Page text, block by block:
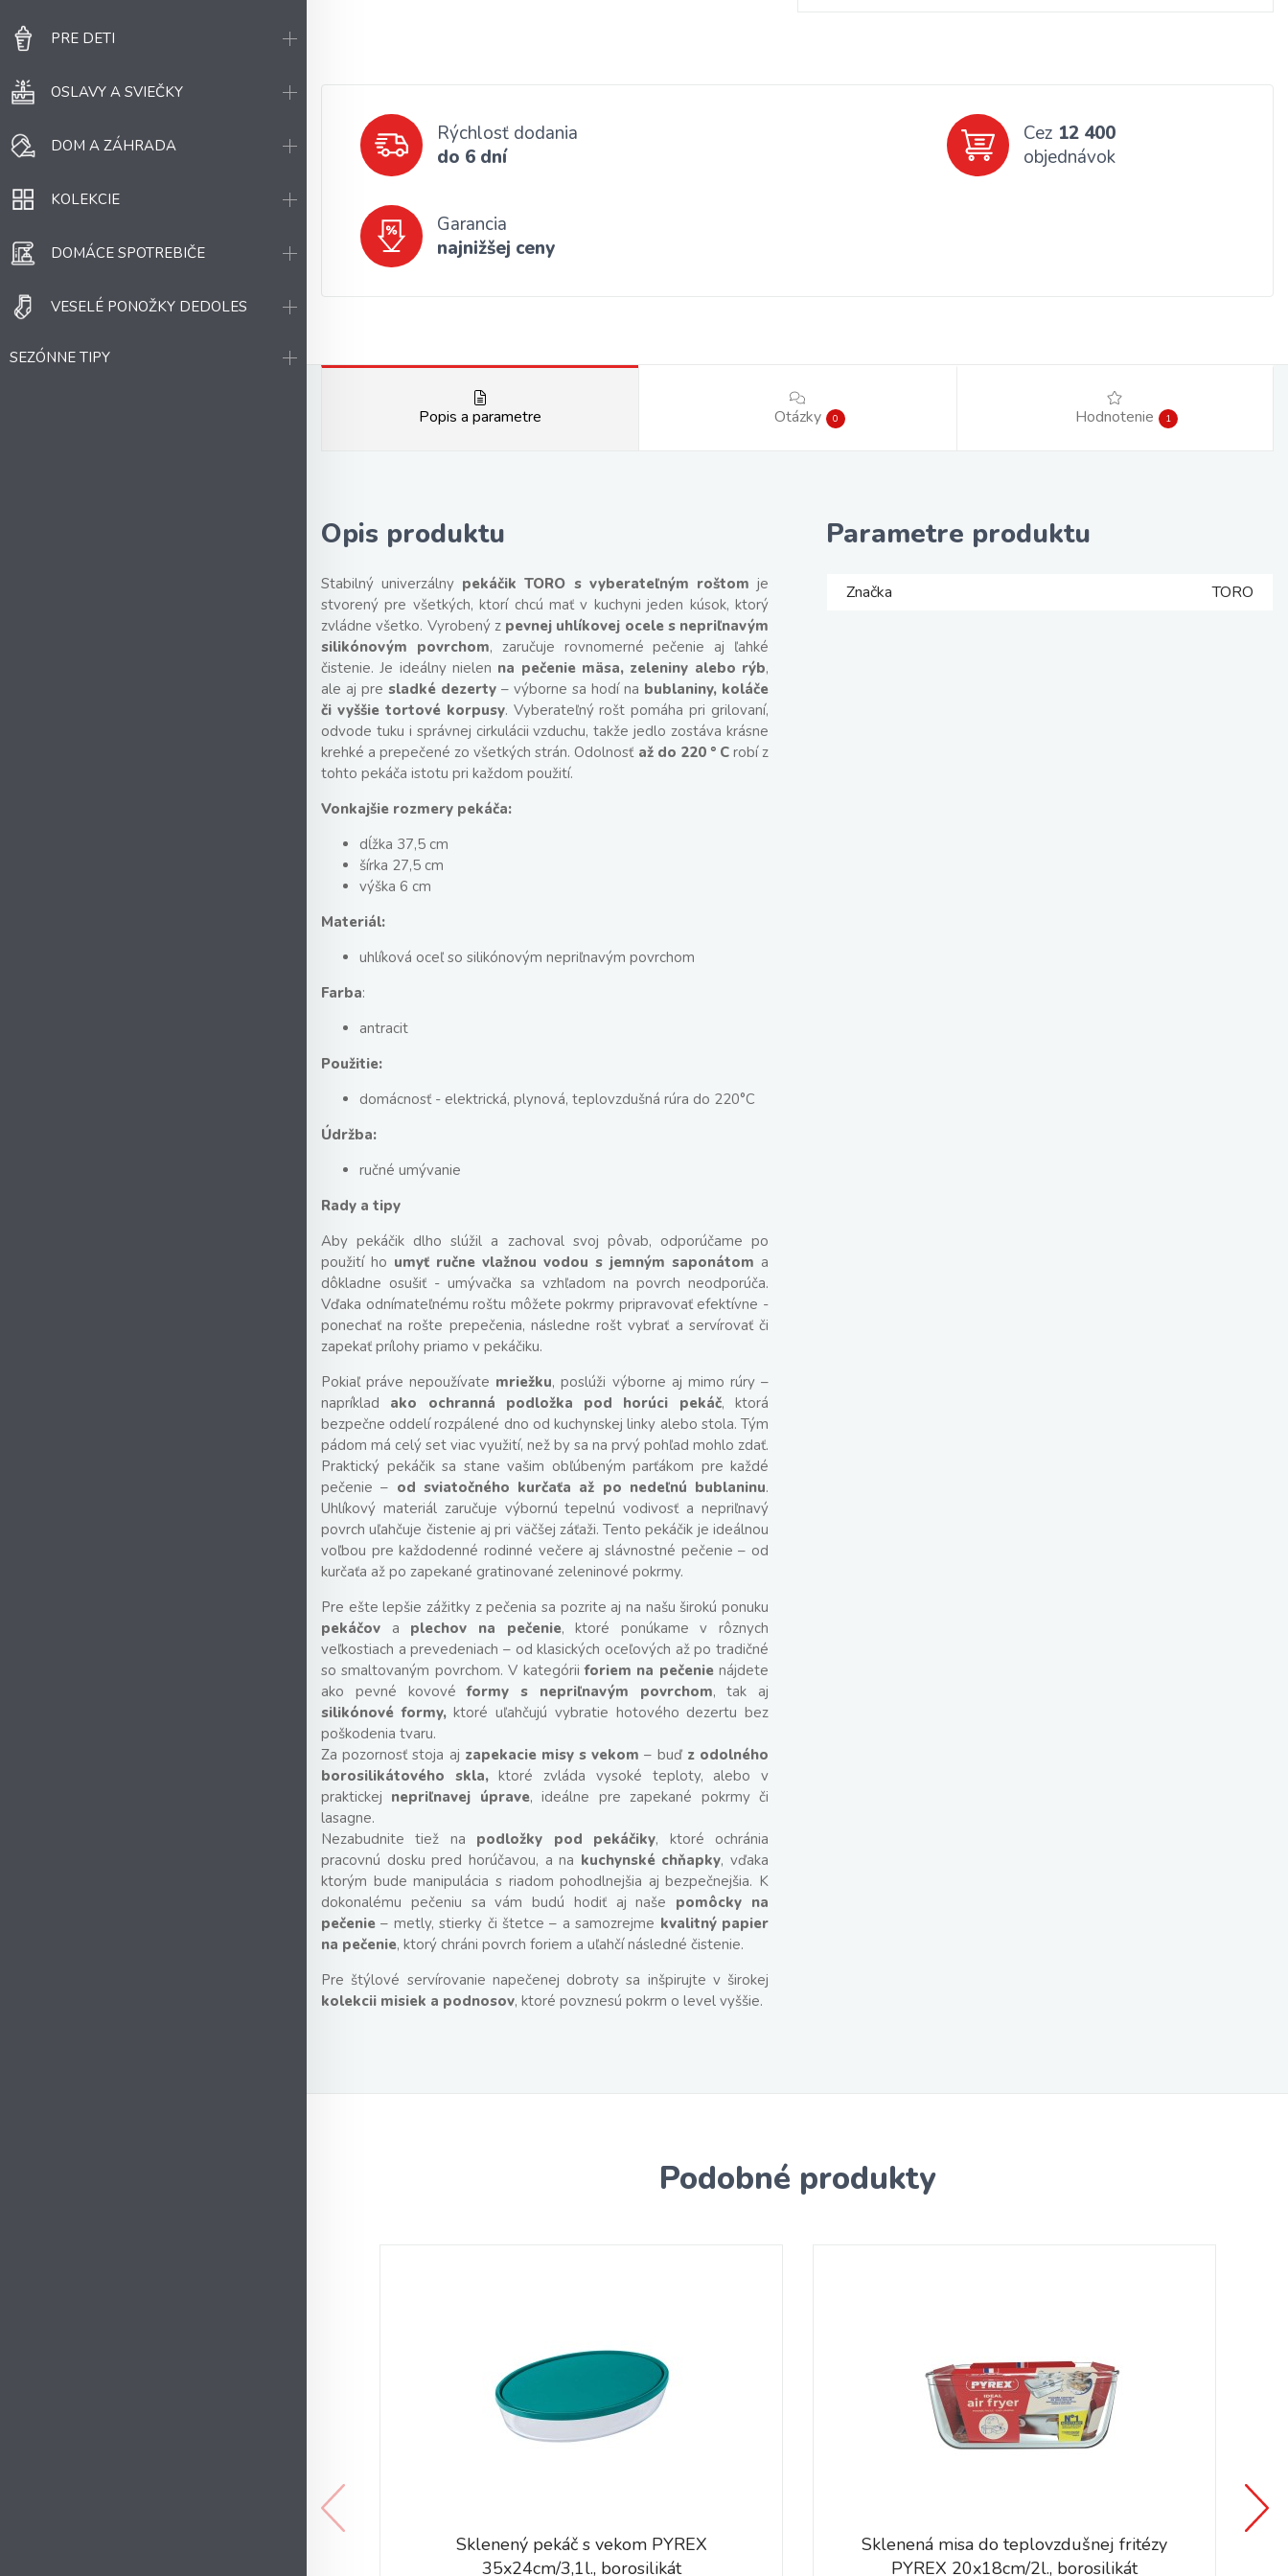
PRE DETI
OSLAVY A SVIEČKY
DOM A ZÁHRADA
KOLEKCIE
DOMÁCE SPOTREBIČE
VESELÉ PONOŽKY DEDOLES
SEZÓNNE TIPY
Rýchlosť dodania
do 6 dní
Cez 12 400
objednávok
Garancia
najnižšej ceny
Popis a parametre Otázky 0 Hodnotenie 1
Opis produktu
Stabilný univerzálny pekáčik TORO s vyberateľným roštom je
stvorený pre všetkých, ktorí chcú mať v kuchyni jeden kúsok, ktorý
zvládne všetko. Vyrobený z pevnej uhlíkovej ocele s nepriľnavým
silikónovým povrchom, zaručuje rovnomerné pečenie aj ľahké
čistenie. Je ideálny nielen na pečenie mäsa, zeleniny alebo rýb,
ale aj pre sladké dezerty – výborne sa hodí na bublaniny, koláče
či vyššie tortové korpusy. Vyberateľný rošt pomáha pri grilovaní,
odvode tuku i správnej cirkulácii vzduchu, takže jedlo zostáva krásne
krehké a prepečené zo všetkých strán. Odolnosť až do 220 ° Crobí z
tohto pekáča istotu pri každom použití.
Vonkajšie rozmery pekáča:
dĺžka 37,5 cm
šírka 27,5 cm
výška 6 cm
Materiál:
uhlíková oceľ so silikónovým nepriľnavým povrchom
Farba:
antracit
Použitie:
domácnosť - elektrická, plynová, teplovzdušná rúra do 220°C
Údržba:
ručné umývanie
Rady a tipy
Aby pekáčik dlho slúžil a zachoval svoj pôvab, odporúčame po
použití ho umyť ručne vlažnou vodou s jemným saponátom a
dôkladne osušiť - umývačka sa vzhľadom na povrch neodporúča.
Vďaka odnímateľnému roštu môžete pokrmy pripravovať efektívne -
ponechať na rošte prepečenia, následne rošt vybrať a servírovať či
zapekať prílohy priamo v pekáčiku.
Pokiaľ práve nepoužívate mriežku, poslúži výborne aj mimo rúry –
napríklad ako ochranná podložka pod horúci pekáč, ktorá
bezpečne oddelí rozpálené dno od kuchynskej linky alebo stola. Tým
pádom má celý set viac využití, než by sa na prvý pohľad mohlo zdať.
Praktický pekáčik sa stane vašim obľúbeným parťákom pre každé
pečenie – od sviatočného kurčaťa až po nedeľnú bublaninu.
Uhlíkový materiál zaručuje výbornú tepelnú vodivosť a nepriľnavý
povrch uľahčuje čistenie aj pri väčšej záťaži. Tento pekáčik je ideálnou
voľbou pre každodenné rodinné večere aj slávnostné pečenie – od
kurčaťa až po zapekané gratinované zeleninové pokrmy.
Pre ešte lepšie zážitky z pečenia sa pozrite aj na našu širokú ponuku
pekáčov a plechov na pečenie, ktoré ponúkame v rôznych
veľkostiach a prevedeniach – od klasických oceľových až po tradičné
so smaltovaným povrchom. V kategóriiforiem na pečenienájdete
ako pevné kovovéformy s nepriľnavým povrchom, tak aj
silikónové formy,ktoré uľahčujú vybratie hotového dezertu bez
poškodenia tvaru.
Za pozornosť stoja aj zapekacie misy s vekom – buď z odolného
borosilikátového skla,ktoré zvláda vysoké teploty, alebo v
praktickej nepriľnavej úprave, ideálne pre zapekané pokrmy či
lasagne.
Nezabudnite tiež na podložky pod pekáčiky, ktoré ochránia
pracovnú dosku pred horúčavou, a na kuchynské chňapky, vďaka
ktorým bude manipulácia s riadom pohodlnejšia aj bezpečnejšia. K
dokonalému pečeniu sa vám budú hodiť aj naše pomôcky na
pečenie – metly, stierky či štetce – a samozrejme kvalitný papier
na pečenie, ktorý chráni povrch foriem a uľahčí následné čistenie.
Pre štýlové servírovanie napečenej dobroty sa inšpirujte v širokej
kolekcii misiek a podnosov, ktoré povznesú pokrm o level vyššie.
Parametre produktu
Značka TORO
Podobné produkty
Sklenený pekáč s vekom PYREX
35x24cm/3,1l., borosilikát
Sklenená misa do teplovzdušnej fritézy
PYREX 20x18cm/2l., borosilikát